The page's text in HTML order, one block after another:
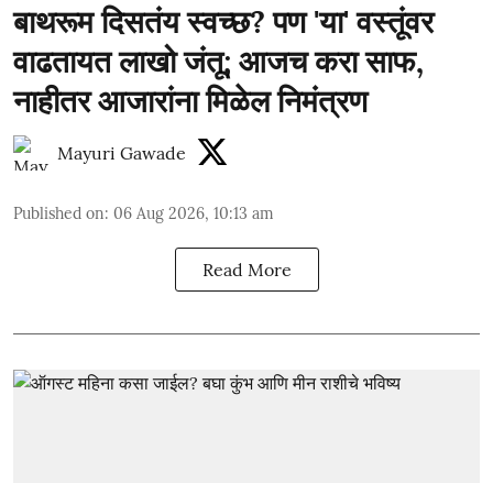
बाथरूम दिसतंय स्वच्छ? पण 'या' वस्तूंवर
वाढतायत लाखो जंतू; आजच करा साफ,
नाहीतर आजारांना मिळेल निमंत्रण
Mayuri Gawade
Published on: 06 Aug 2026, 10:13 am
Read More